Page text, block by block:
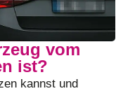
vom
ist?
kannst und